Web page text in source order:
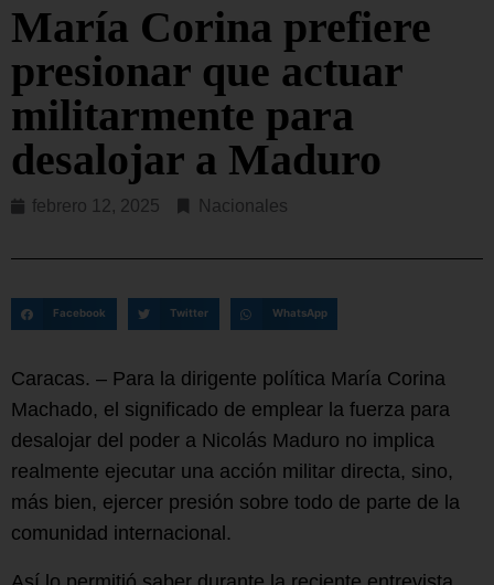
María Corina prefiere
presionar que actuar
militarmente para
desalojar a Maduro
febrero 12, 2025 Nacionales
Facebook Twitter WhatsApp
Caracas. – Para la dirigente política María Corina
Machado, el significado de emplear la fuerza para
desalojar del poder a Nicolás Maduro no implica
realmente ejecutar una acción militar directa, sino,
más bien, ejercer presión sobre todo de parte de la
comunidad internacional.